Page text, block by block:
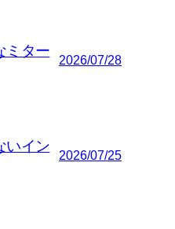
ミター
2026/07/28
いイン
2026/07/25